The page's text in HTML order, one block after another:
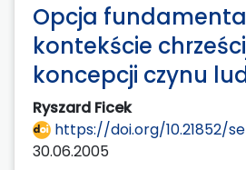
Opcja
kontekście
koncepcji czynu
Ryszard Ficek
https://doi.org/10.21852/
30.06.2005